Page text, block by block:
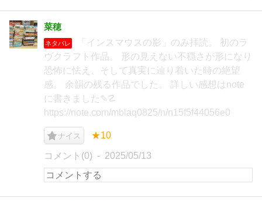
菜穂
ネタバレ
「インスマウスの影」のみ拝読。 初のラ
ヴクラフト作品。 形の見えない不穏さが形になり
恐怖に怯え、そして真実に辿り着いた時の絶望
感。 余韻の残る作品でした。 詳しい感想はnote
に書きました✎☡
https://note.com/mblaq0825/n/n15f5f44056e0
ナイス ★10
コメント(0) 2025/05/13